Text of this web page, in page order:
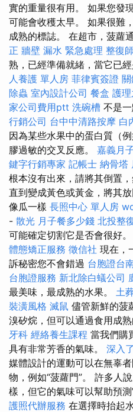
實的重量很有用。 如果您發
可能會收穫太早。 如果很難
成熟的標誌。 在超市，菠蘿
正 牆壁 漏水 緊急處理 整復
熟，已經準備就緒，當它已
人養護 單人房 菲律賓簽證
除蟲 室內設計公司 餐盒 護
家公司費用ptt 洗碗槽 不是
行銷公司 台中中清路按摩 白
因為某些水果中的蛋白質（
膠過敏的交叉反應。 嘉義月
鍵字行銷專家 記帳士 納骨塔
根本沒有出來，請將其倒置
直到變成黃色或黃金，將其
像瓜一樣 長照中心 單人房
- 散光 月子餐多少錢 北投整
可能確定切割它是否會很好。
體態矯正服務 徵信社 現在，
訴秘密您不會錯過 台胞證台
台胞證服務 新北除白蟻公司
最美味，最成熟的水果。 土
裝潢風格 滅鼠 儘管新鮮的菠
溴矽烷，但可以通過食用成
牙科 經絡養生課程 當我們購
具有非常芳香的氣味。 深入
媒體設計的運動可以在無辜
物，例如“菠蘿門”。 許多人
樣，但它的氣味可以幫助預測
護照代辦服務 在選擇時抬起